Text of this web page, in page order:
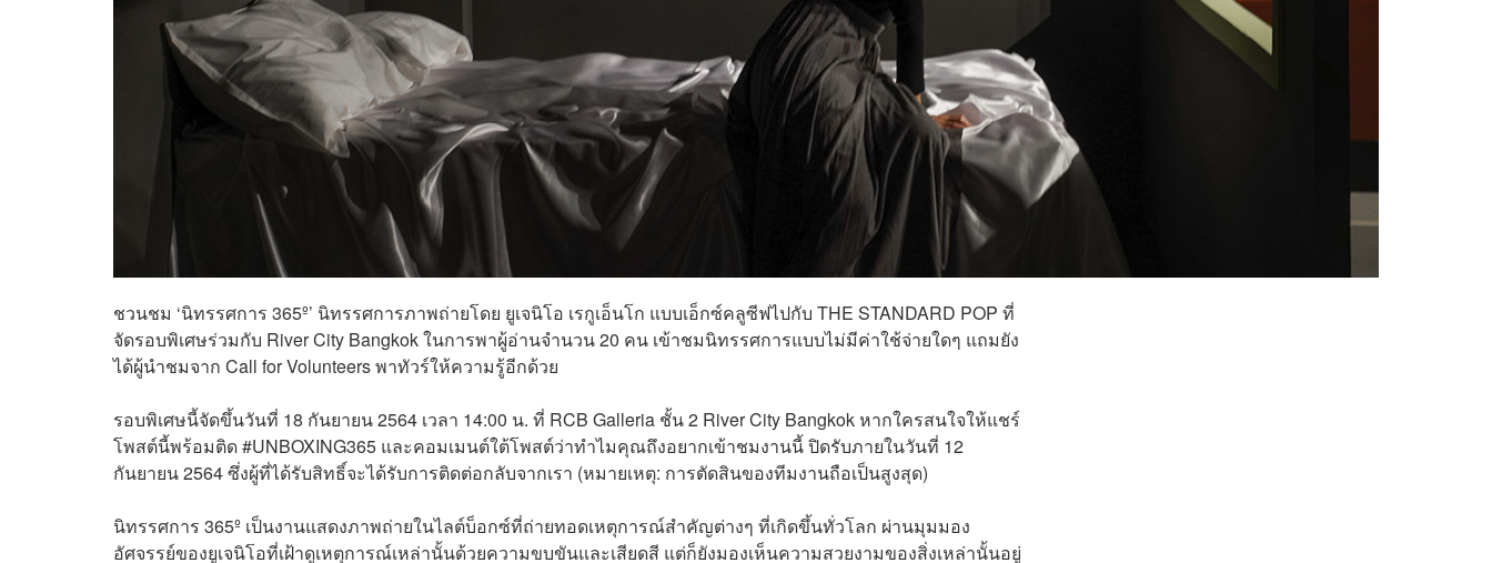
ชวนชม ‘นิทรรศการ 365º’ นิทรรศการภาพถ่ายโดย ยูเจนิโอ เรกูเอ็นโก แบบเอ็กซ์คลูซีฟไปกับ THE STANDARD POP ที่
จัดรอบพิเศษร่วมกับ River City Bangkok ในการพาผู้อ่านจำนวน 20 คน เข้าชมนิทรรศการแบบไม่มีค่าใช้จ่ายใดๆ แถมยัง
ได้ผู้นำชมจาก Call for Volunteers พาทัวร์ให้ความรู้อีกด้วย
รอบพิเศษนี้จัดขึ้นวันที่ 18 กันยายน 2564 เวลา 14:00 น. ที่ RCB Galleria ชั้น 2 River City Bangkok หากใครสนใจให้แชร์
โพสต์นี้พร้อมติด #UNBOXING365 และคอมเมนต์ใต้โพสต์ว่าทำไมคุณถึงอยากเข้าชมงานนี้ ปิดรับภายในวันที่ 12
กันยายน 2564 ซึ่งผู้ที่ได้รับสิทธิ์จะได้รับการติดต่อกลับจากเรา (หมายเหตุ: การตัดสินของทีมงานถือเป็นสูงสุด)
นิทรรศการ 365º เป็นงานแสดงภาพถ่ายในไลต์บ็อกซ์ที่ถ่ายทอดเหตุการณ์สำคัญต่างๆ ที่เกิดขึ้นทั่วโลก ผ่านมุมมอง
อัศจรรย์ของยูเจนิโอที่เฝ้าดูเหตุการณ์เหล่านั้นด้วยความขบขันและเสียดสี แต่ก็ยังมองเห็นความสวยงามของสิ่งเหล่านั้นอยู่